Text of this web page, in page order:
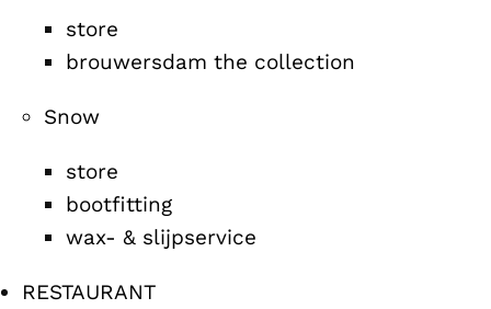
store
brouwersdam the collection
Snow
store
bootfitting
wax- & slijpservice
RESTAURANT